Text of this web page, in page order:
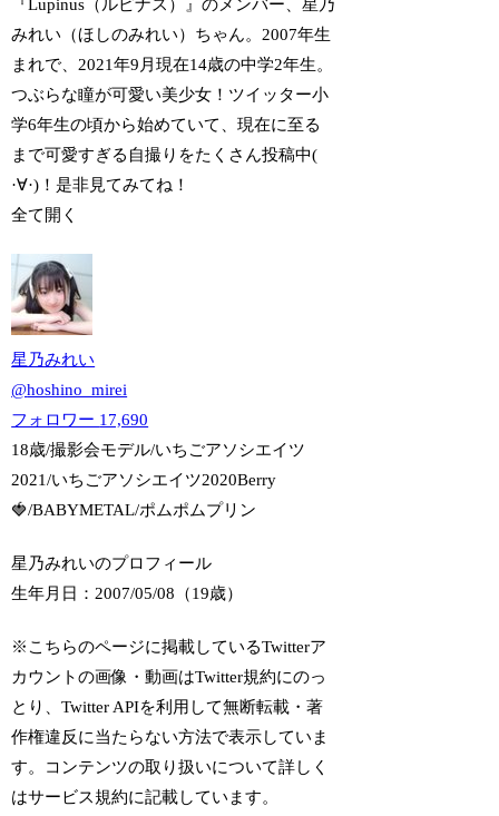
『Lupinus（ルピナス）』のメンバー、星乃
みれい（ほしのみれい）ちゃん。2007年生
まれで、2021年9月現在14歳の中学2年生。
つぶらな瞳が可愛い美少女！ツイッター小
学6年生の頃から始めていて、現在に至る
まで可愛すぎる自撮りをたくさん投稿中(
·∀·)！是非見てみてね！
全て開く
星乃みれい
@hoshino_mirei
フォロワー 17,690
18歳/撮影会モデル/いちごアソシエイツ
2021/いちごアソシエイツ2020Berry
🍓/BABYMETAL/ポムポムプリン
星乃みれいのプロフィール
生年月日：2007/05/08（19歳）
※こちらのページに掲載しているTwitterア
カウントの画像・動画はTwitter規約にのっ
とり、Twitter APIを利用して無断転載・著
作権違反に当たらない方法で表示していま
す。コンテンツの取り扱いについて詳しく
はサービス規約に記載しています。